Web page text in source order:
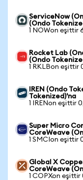
ServiceNow
(Ondo
1 NOWon eşittir
Rocket Lab
(Ondo
1 RKLBon eşittir
IREN (Ondo
Tokenized)'na
1 IRENon eşittir
Super Micro
CoreWeave
1 SMCIon eşittir
Global X
CoreWeave
1 COPXon